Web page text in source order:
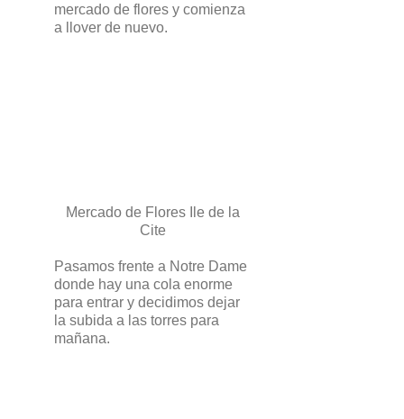
mercado de flores y comienza
a llover de nuevo.
Mercado de Flores Ile de la
Cite
Pasamos frente a Notre Dame
donde hay una cola enorme
para entrar y decidimos dejar
la subida a las torres para
mañana.